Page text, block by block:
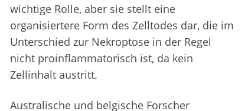
wichtige Rolle, aber sie stellt eine
organisiertere Form des Zelltodes dar, die im
Unterschied zur Nekroptose in der Regel
nicht proinflammatorisch ist, da kein
Zellinhalt austritt.
Australische und belgische Forscher